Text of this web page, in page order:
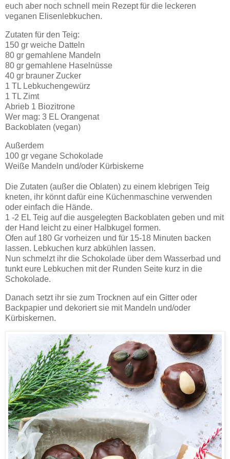
euch aber noch schnell mein Rezept für die leckeren
veganen Elisenlebkuchen.
Zutaten für den Teig:
150 gr weiche Datteln
80 gr gemahlene Mandeln
80 gr gemahlene Haselnüsse
40 gr brauner Zucker
1 TL Lebkuchengewürz
1 TL Zimt
Abrieb 1 Biozitrone
Wer mag: 3 EL Orangenat
Backoblaten (vegan)
Außerdem
100 gr vegane Schokolade
Weiße Mandeln und/oder Kürbiskerne
Die Zutaten (außer die Oblaten) zu einem klebrigen Teig
kneten, ihr könnt dafür eine Küchenmaschine verwenden
oder einfach die Hände.
1 -2 EL Teig auf die ausgelegten Backoblaten geben und mit
der Hand leicht zu einer Halbkugel formen.
Ofen auf 180 Gr vorheizen und für 15-18 Minuten backen
lassen. Lebkuchen kurz abkühlen lassen.
Nun schmelzt ihr die Schokolade über dem Wasserbad und
tunkt eure Lebkuchen mit der Runden Seite kurz in die
Schokolade.
Danach setzt ihr sie zum Trocknen auf ein Gitter oder
Backpapier und dekoriert sie mit Mandeln und/oder
Kürbiskernen.